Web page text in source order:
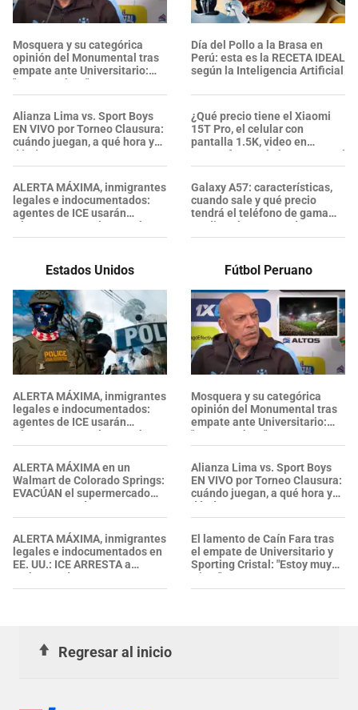
Mosquera y su categórica
opinión del Monumental tras
empate ante Universitario:
"Esta cancha..."
Alianza Lima vs. Sport Boys
EN VIVO por Torneo Clausura:
cuándo juegan, a qué hora y
dónde ver
ALERTA MÁXIMA, inmigrantes
legales e indocumentados:
agentes de ICE usarán
cámaras corporales, ¿qué se
sabe sobre su nueva política?
Día del Pollo a la Brasa en
Perú: esta es la RECETA IDEAL
según la Inteligencia Artificial
¿Qué precio tiene el Xiaomi
15T Pro, el celular con
pantalla 1.5K, video en
4K/120fps y más barato que el
iPhone 17 Pro Max?
Galaxy A57: características,
cuando sale y qué precio
tendrá el teléfono de gama
media más potente de
Samsung
Estados Unidos
ALERTA MÁXIMA, inmigrantes
legales e indocumentados:
agentes de ICE usarán
cámaras corporales, ¿qué se
sabe sobre su nueva política?
ALERTA MÁXIMA en un
Walmart de Colorado Springs:
EVACÚAN el supermercado
tras reportes de ARDOR EN LA
GARGANTA. ¿Qué pasó?
ALERTA MÁXIMA, inmigrantes
legales e indocumentados en
EE. UU.: ICE ARRESTA a
embarazada en aeropuerto;
su prometido EXPONE
Fútbol Peruano
Mosquera y su categórica
opinión del Monumental tras
empate ante Universitario:
"Esta cancha..."
Alianza Lima vs. Sport Boys
EN VIVO por Torneo Clausura:
cuándo juegan, a qué hora y
dónde ver
El lamento de Caín Fara tras
el empate de Universitario y
Sporting Cristal: "Estoy muy
triste"
Regresar al inicio